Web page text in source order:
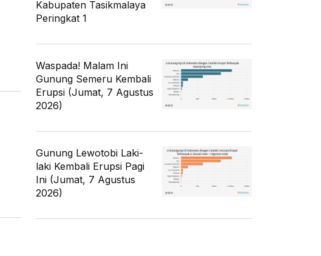
Kabupaten Tasikmalaya
Peringkat 1
Waspada! Malam Ini
Gunung Semeru Kembali
Erupsi (Jumat, 7 Agustus
2026)
Gunung Lewotobi Laki-
laki Kembali Erupsi Pagi
Ini (Jumat, 7 Agustus
2026)